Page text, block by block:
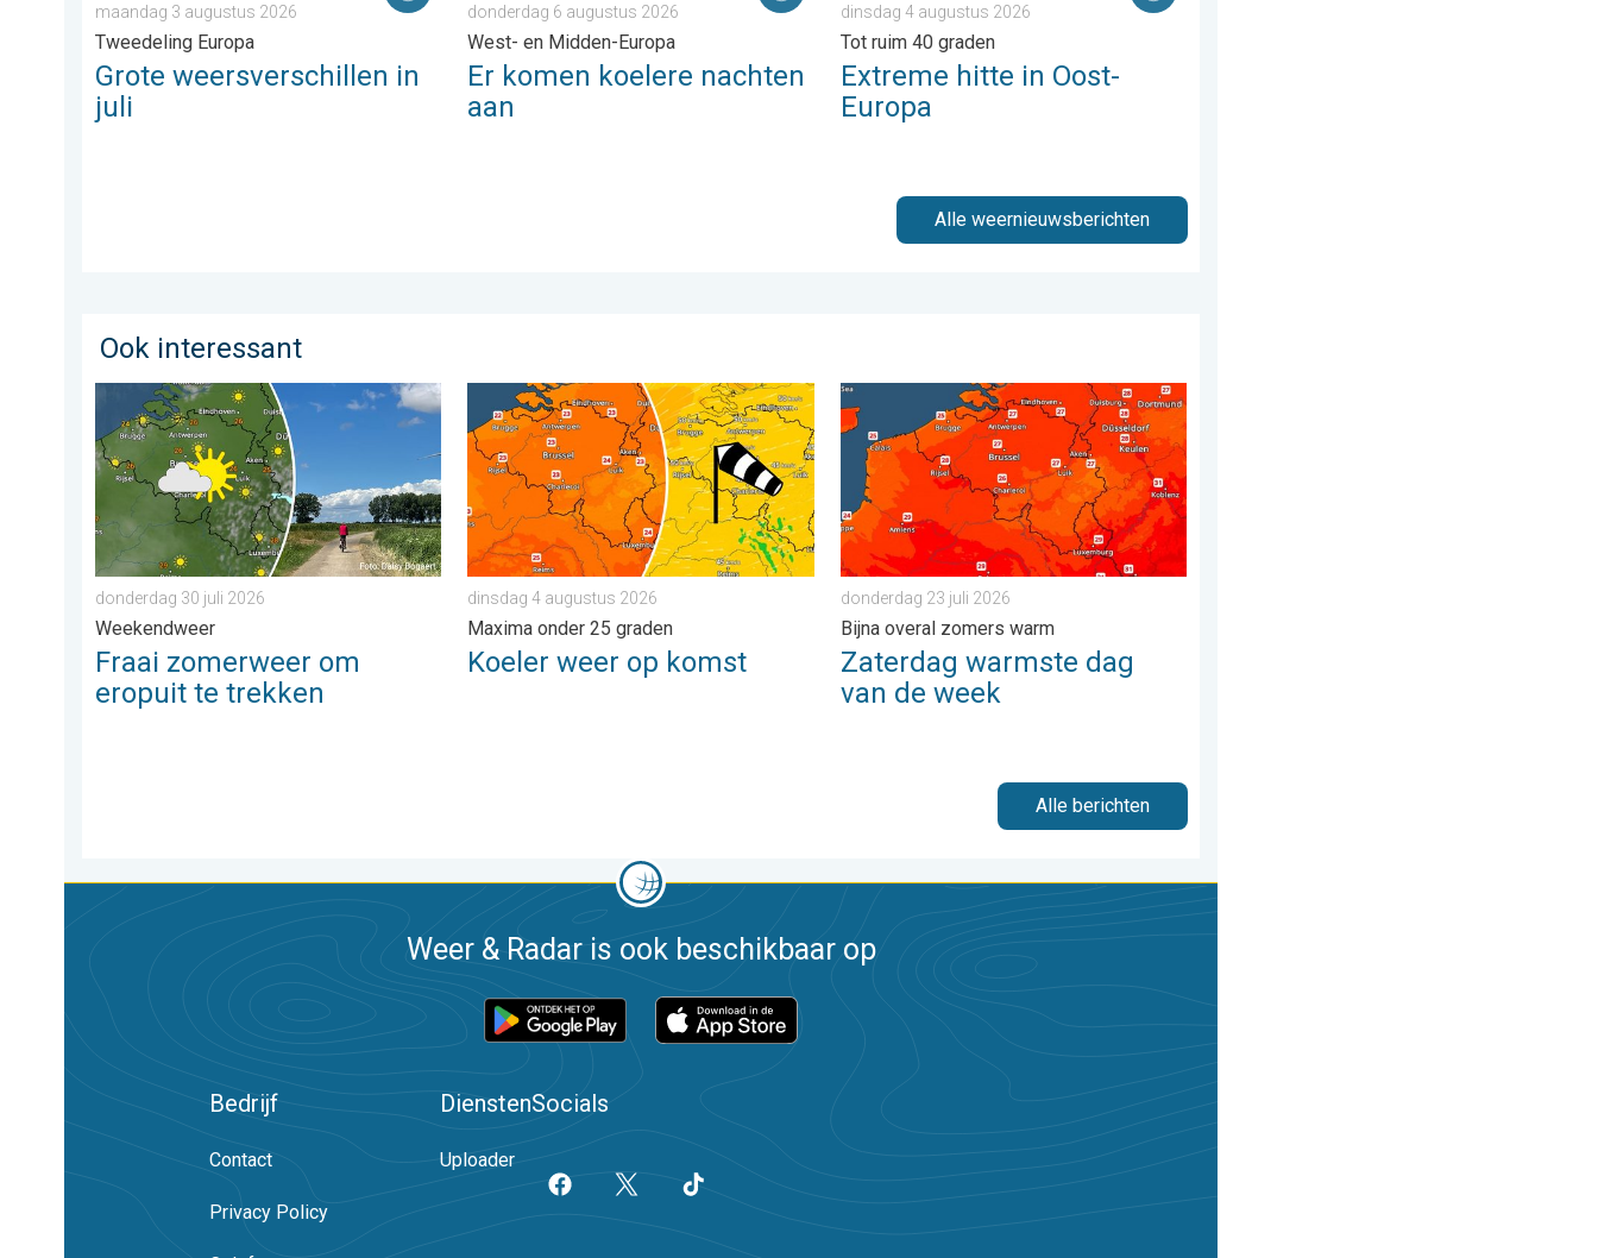
maandag 3 augustus 2026
Tweedeling Europa
Grote weersverschillen in
juli
donderdag 6 augustus 2026
West- en Midden-Europa
Er komen koelere nachten
aan
dinsdag 4 augustus 2026
Tot ruim 40 graden
Extreme hitte in Oost-
Europa
Alle weernieuwsberichten
Ook interessant
Fraai zomerweer om eropuit te trekken. Weekendweer. . . donderdag 30 juli 2026
donderdag 30 juli 2026
Weekendweer
Fraai zomerweer om
eropuit te trekken
Koeler weer op komst. Maxima onder 25 graden. . . dinsdag 4 augustus 2026
dinsdag 4 augustus 2026
Maxima onder 25 graden
Koeler weer op komst
Zaterdag warmste dag van de week. Bijna overal zomers warm. . . donderdag 23 juli 2026
donderdag 23 juli 2026
Bijna overal zomers warm
Zaterdag warmste dag
van de week
Alle berichten
Weer & Radar is ook beschikbaar op
Bedrijf
Contact
Privacy Policy
Diensten
Uploader
Socials